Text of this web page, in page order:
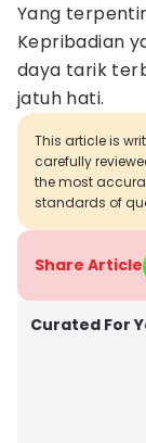
Yang
Kepribadian
daya tarik
jatuh hati.
This article is
carefully
the most
standards of
Share Article
Curated For